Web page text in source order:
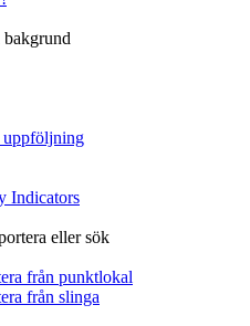
Indicators
eller sök
från punktlokal
från slinga